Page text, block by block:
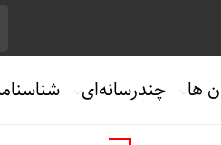
ها چندرسانه‌ای